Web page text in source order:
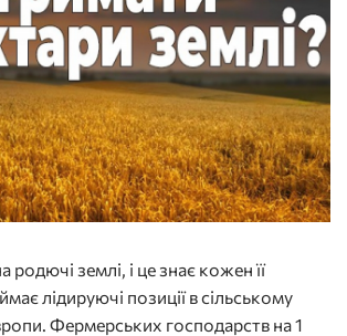
родючі землі, і це знає кожен її
лідируючі позиції в сільському
Фермерських господарств на 1